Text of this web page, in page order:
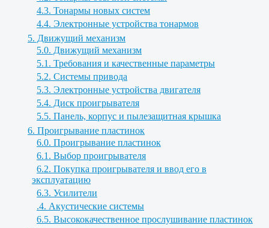
4.3. Тонармы новых систем
4.4. Электронные устройства тонармов
5. Движущий механизм
5.0. Движущий механизм
5.1. Требования и качественные параметры
5.2. Системы привода
5.3. Электронные устройства двигателя
5.4. Диск проигрывателя
5.5. Панель, корпус и пылезащитная крышка
6. Проигрывание пластинок
6.0. Проигрывание пластинок
6.1. Выбор проигрывателя
6.2. Покупка проигрывателя и ввод его в
эксплуатацию
6.3. Усилители
.4. Акустические системы
6.5. Высококачественное прослушивание пластинок